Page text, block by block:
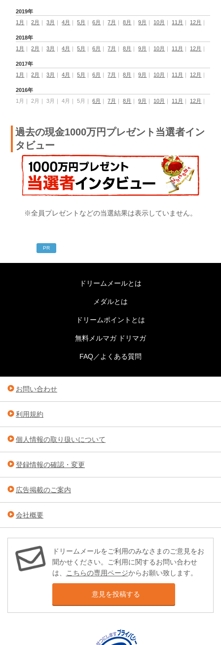
2019年
1月 ｜2月 ｜3月 ｜4月 ｜5月 ｜6月 ｜7月 ｜8月 ｜9月 ｜ 10月 ｜ 11月 ｜ 12月 ｜
2018年
1月 ｜2月 ｜3月 ｜4月 ｜5月 ｜6月 ｜7月 ｜8月 ｜9月 ｜ 10月 ｜ 11月 ｜ 12月 ｜
2017年
1月 ｜2月 ｜3月 ｜4月 ｜5月 ｜6月 ｜7月 ｜8月 ｜9月 ｜ 10月 ｜ 11月 ｜ 12月 ｜
2016年
1月 ｜2月 ｜3月 ｜4月 ｜5月 ｜6月 ｜7月 ｜8月 ｜9月 ｜ 10月 ｜ 11月 ｜ 12月 ｜
過去の現金1000万円プレゼント当選者イン
タビュー
※全員プレゼントなどの当選結果は表示していません。
PR
ドリームメールとは
メダルとは
ドリームポイントとは
無料メルマガ ドリマガ
FAQ／よくある質問
お問い合わせ
利用規約
個人情報の取り扱いについて
登録情報の確認・変更
広告掲載のご案内
会社概要
ドリームメールをご利用のみなさまのご意見をお
聞かせください。ご利用に関するお問い合わせ
は、
こちらの専用ページからお願い致します。
意見を投稿する